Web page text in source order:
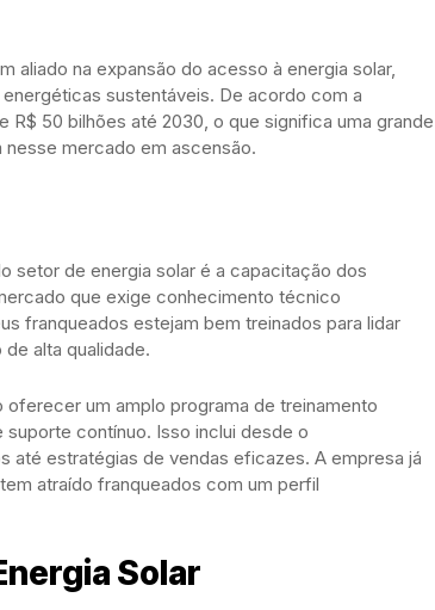
aliado na expansão do acesso à energia solar,
sustentáveis. De acordo com a
R$ 50 bilhões até 2030, o que significa uma grande
mercado em ascensão.
setor de energia solar é a capacitação dos
que exige conhecimento técnico
franqueados estejam bem treinados para lidar
alta qualidade.
oferecer um amplo programa de treinamento
contínuo. Isso inclui desde o
estratégias de vendas eficazes. A empresa já
atraído franqueados com um perfil
Solar